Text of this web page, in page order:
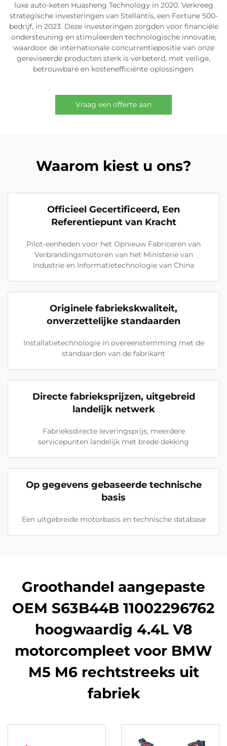
luxe auto-keten Huasheng Technology in 2020. Verkreeg
strategische investeringen van Stellantis, een Fortune 500-
bedrijf, in 2023. Deze investeringen zorgden voor financiële
ondersteuning en stimuleerden technologische innovatie,
waardoor de internationale concurrentiepositie van onze
gereviseerde producten sterk is verbeterd, met veilige,
betrouwbare en kostenefficiënte oplossingen.
Vraag een offerte aan
Waarom kiest u ons?
Officieel Gecertificeerd, Een
Referentiepunt van Kracht
Pilot-eenheden voor het Opnieuw Fabriceren van
Verbrandingsmotoren van het Ministerie van
Industrie en Informatietechnologie van China
Originele fabriekskwaliteit,
onverzettelijke standaarden
Installatietechnologie in overeenstemming met de
standaarden van de fabrikant
Directe fabrieksprijzen, uitgebreid
landelijk netwerk
Fabrieksdirecte leveringsprijs, meerdere
servicepunten landelijk met brede dekking
Op gegevens gebaseerde technische
basis
Een uitgebreide motorbasis en technische database
Groothandel aangepaste
OEM S63B44B 11002296762
hoogwaardig 4.4L V8
motorcompleet voor BMW
M5 M6 rechtstreeks uit
fabriek